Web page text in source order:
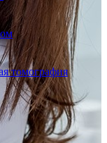
томография